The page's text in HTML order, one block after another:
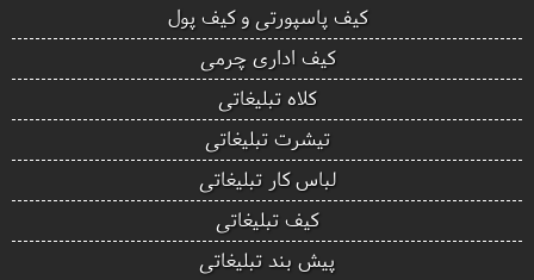
کیف پاسپورتی و کیف پول
کیف اداری چرمی
کلاه تبلیغاتی
تیشرت تبلیغاتی
لباس کار تبلیغاتی
کیف تبلیغاتی
پیش بند تبلیغاتی